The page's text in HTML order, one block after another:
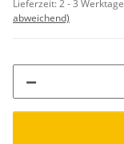
Lieferzeit:2 - 3 Werktage
abweichend)